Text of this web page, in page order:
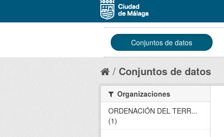
Conjuntos de datos
Conjuntos de datos
Organizaciones
ORDENACIÓN DEL TERR...
(1)